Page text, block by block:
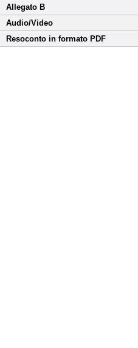
Allegato B
Audio/Video
Resoconto in formato PDF